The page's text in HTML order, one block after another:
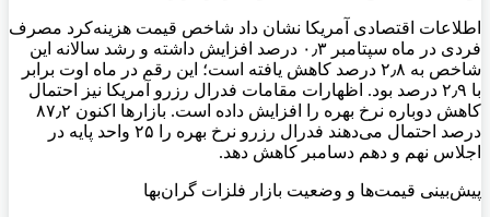
اطلاعات اقتصادی آمریکا نشان داد شاخص قیمت هزینه‌کرد مصرف
فردی در ماه سپتامبر ۰٫۳ درصد افزایش داشته و رشد سالانه این
شاخص به ۲٫۸ درصد کاهش یافته است؛ این رقم در ماه اوت برابر
با ۲٫۹ درصد بود. اظهارات مقامات فدرال رزرو آمریکا نیز احتمال
کاهش دوباره نرخ بهره را افزایش داده است. بازارها اکنون ۸۷٫۲
درصد احتمال می‌دهند فدرال رزرو نرخ بهره را ۲۵ واحد پایه در
اجلاس نهم و دهم دسامبر کاهش دهد.
پیش‌بینی قیمت‌ها و وضعیت بازار فلزات گران‌بها